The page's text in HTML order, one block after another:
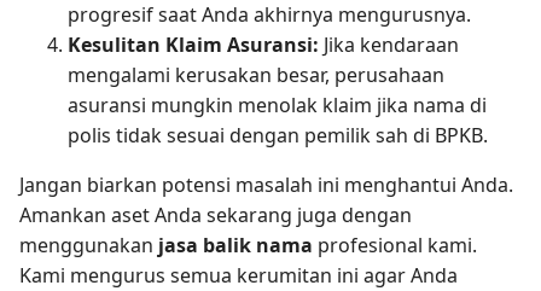
progresif saat Anda akhirnya mengurusnya.
Kesulitan Klaim Asuransi: Jika kendaraan
mengalami kerusakan besar, perusahaan
asuransi mungkin menolak klaim jika nama di
polis tidak sesuai dengan pemilik sah di BPKB.
Jangan biarkan potensi masalah ini menghantui Anda.
Amankan aset Anda sekarang juga dengan
menggunakan jasa balik nama profesional kami.
Kami mengurus semua kerumitan ini agar Anda